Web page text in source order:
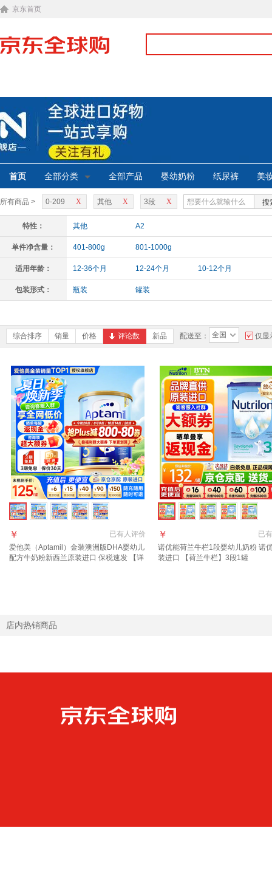
京东首页
首页 全部分类 全部产品 婴幼奶粉 纸尿裤 美
所有商品 > X
0-209 X
其他 X
3段 搜
特性： 其他 A2
单件净含量： 401-800g 801-1000g
适用年龄： 12-36个月 12-24个月 10-12个月
包装形式： 瓶装 罐装
综合排序 销量 价格 评论数 新品 配送至： 全国 仅显
已有人评价
￥
爱他美（Aptamil）金装澳洲版DHA婴幼儿
配方牛奶粉新西兰原装进口 保税速发 【详
已有
￥
诺优能荷兰牛栏1段婴幼儿奶粉 诺
装进口 【荷兰牛栏】3段1罐
店内热销商品